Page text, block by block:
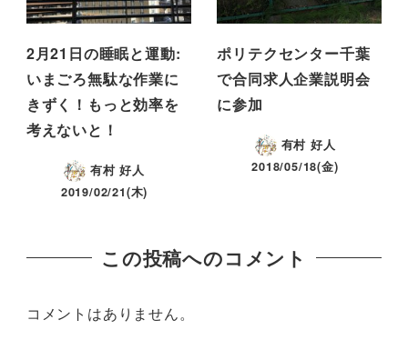
2月21日の睡眠と運動:
いまごろ無駄な作業に
きずく！もっと効率を
考えないと！
有村 好人
2019/02/21(木)
ポリテクセンター千葉
で合同求人企業説明会
に参加
有村 好人
2018/05/18(金)
この投稿へのコメント
コメントはありません。